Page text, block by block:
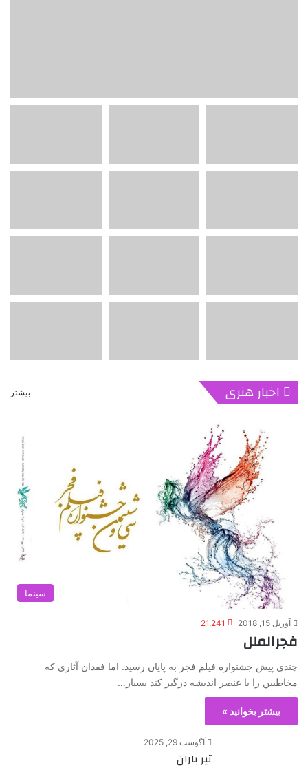
اخبار هنری بیشتر
سینما
آوریل 15, 2018 21,241
فجرالملل
چندی پیش جشنواره فیلم فجر به پایان رسید. اما فقدان آثاری که
مخاطبین را با عنصر اندیشه درگیر کند بسیار…
بیشتر بخوانید »
آگوست 29, 2025
تیر باران